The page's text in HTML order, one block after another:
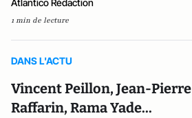
Atlantico Rédaction
1 min de lecture
DANS L'ACTU
Vincent Peillon, Jean-Pierre
Raffarin, Rama Yade...